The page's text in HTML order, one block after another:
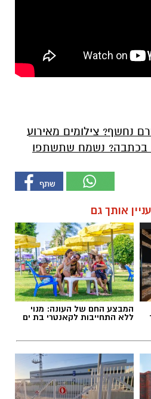
נחשף? צילומים מאירוע
בכתבה? נשמח שתשתפו
אותך גם
המבצע החם של העונה: מנוי
ללא התחייבות לקאנטרי בת ים